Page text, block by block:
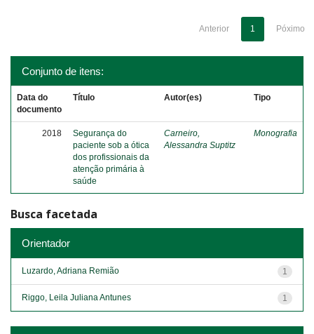
Anterior 1 Póximo
Conjunto de itens:
Data do
documento
Título Autor(es) Tipo
2018
Segurança do
paciente sob a ótica
dos profissionais da
atenção primária à
saúde
Carneiro,
Alessandra Suptitz
Monografia
Busca facetada
Orientador
1
Luzardo, Adriana Remião
1
Riggo, Leila Juliana Antunes